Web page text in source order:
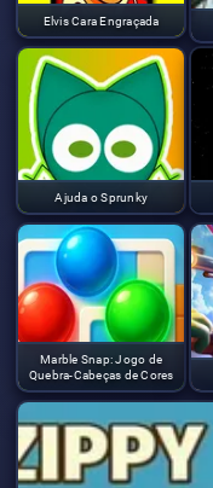
Elvis Cara Engraçada
Ajuda o Sprunky
Marble Snap: Jogo de
Quebra-Cabeças de Cores